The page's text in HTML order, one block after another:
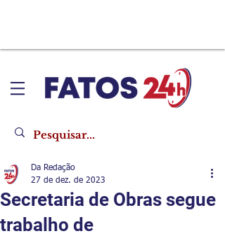
Secretaria de Obras segue
trabalho de
Da Redação
27 de dez. de 2023